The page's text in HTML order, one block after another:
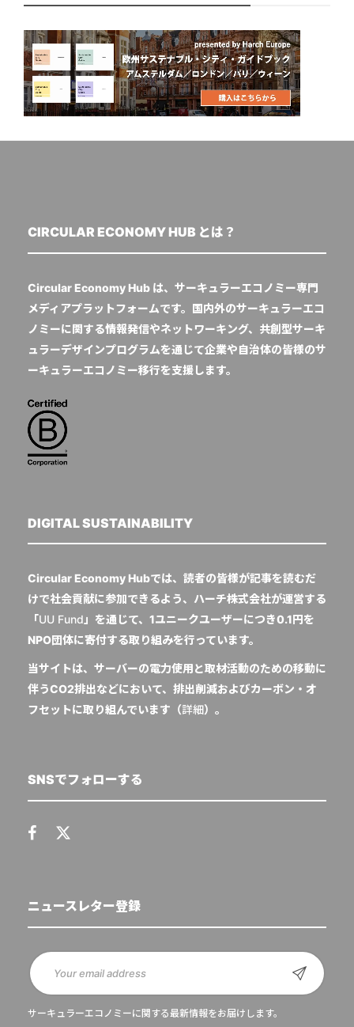
CIRCULAR ECONOMY HUB とは？
Circular Economy Hub は、サーキュラーエコノミー専門
メディアプラットフォームです。国内外のサーキュラーエコ
ノミーに関する情報発信やネットワーキング、共創型サーキ
ュラーデザインプログラムを通じて企業や自治体の皆様のサ
ーキュラーエコノミー移行を支援します。
DIGITAL SUSTAINABILITY
Circular Economy Hubでは、読者の皆様が記事を読むだ
けで社会貢献に参加できるよう、ハーチ株式会社が運営する
「UU Fund 」を通じて、1ユニークユーザーにつき0.1円を
NPO団体に寄付する取り組みを行っています。
当サイトは、サーバーの電力使用と取材活動のための移動に
伴うCO2排出などにおいて、排出削減およびカーボン・オ
フセットに取り組んでいます（詳細）。
SNSでフォローする
ニュースレター登録
サーキュラーエコノミーに関する最新情報をお届けします。